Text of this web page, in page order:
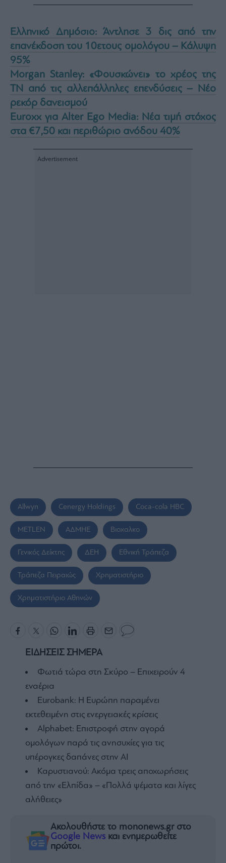
Ελληνικό Δημόσιο: Άντλησε 3 δις από την
επανέκδοση του 10ετους ομολόγου – Κάλυψη
95%
Morgan Stanley: «Φουσκώνει» το χρέος της
ΤΝ από τις αλλεπάλληλες επενδύσεις – Νέο
ρεκόρ δανεισμού
Euroxx για Alter Ego Media: Νέα τιμή στόχος
στα €7,50 και περιθώριο ανόδου 40%
Allwyn Cenergy Holdings Coca-cola HBC
METLEN ΑΔΜΗΕ Βιοχαλκο
Γενικός Δείκτης ΔΕΗ Εθνική Τράπεζα
Τράπεζα Πειραιώς Χρηματιστήριο
Χρηματιστήριο Αθηνών
ΕΙΔΗΣΕΙΣ ΣΗΜΕΡΑ
Φωτιά τώρα στη Σκύρο – Επιχειρούν 4
εναέρια
Eurobank: Η Ευρώπη παραμένει
εκτεθειμένη στις ενεργειακές κρίσεις
Alphabet: Επιστροφή στην αγορά
ομολόγων παρά τις ανησυχίες για τις
υπέρογκες δαπάνες στην AI
Καρυστιανού: Ακόμα τρεις αποχωρήσεις
από την «Ελπίδα» – «Πολλά ψέματα και λίγες
αλήθειες»
Ακολουθήστε το mononews.gr στο
Google News και ενημερωθείτε
πρώτοι.